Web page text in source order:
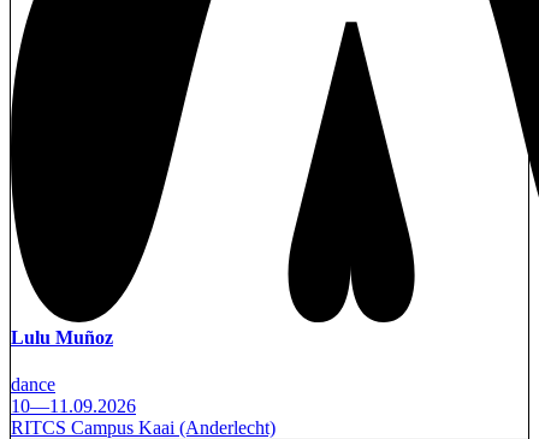
Lulu Muñoz
dance
10—11.09.2026
RITCS Campus Kaai (Anderlecht)